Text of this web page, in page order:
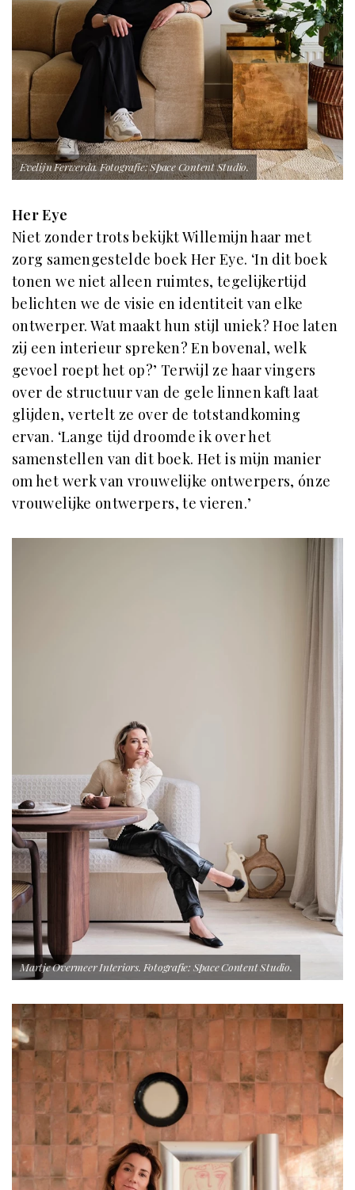
Evelijn Ferwerda. Fotografie: Space Content Studio.
Her Eye
Niet zonder trots bekijkt Willemijn haar met
zorg samengestelde boek Her Eye. ‘In dit boek
tonen we niet alleen ruimtes, tegelijkertijd
belichten we de visie en identiteit van elke
ontwerper. Wat maakt hun stijl uniek? Hoe laten
zij een interieur spreken? En bovenal, welk
gevoel roept het op?’ Terwijl ze haar vingers
over de structuur van de gele linnen kaft laat
glijden, vertelt ze over de totstandkoming
ervan. ‘Lange tijd droomde ik over het
samenstellen van dit boek. Het is mijn manier
om het werk van vrouwelijke ontwerpers, ónze
vrouwelijke ontwerpers, te vieren.’
Martje Overmeer Interiors. Fotografie: Space Content Studio.